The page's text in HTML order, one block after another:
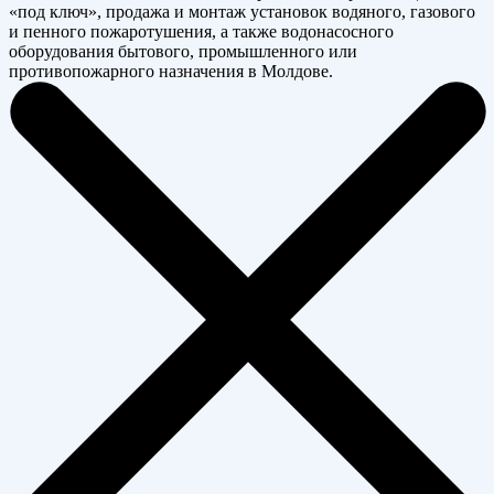
«под ключ», продажа и монтаж установок водяного, газового
и пенного пожаротушения, а также водонасосного
оборудования бытового, промышленного или
противопожарного назначения в Молдове.